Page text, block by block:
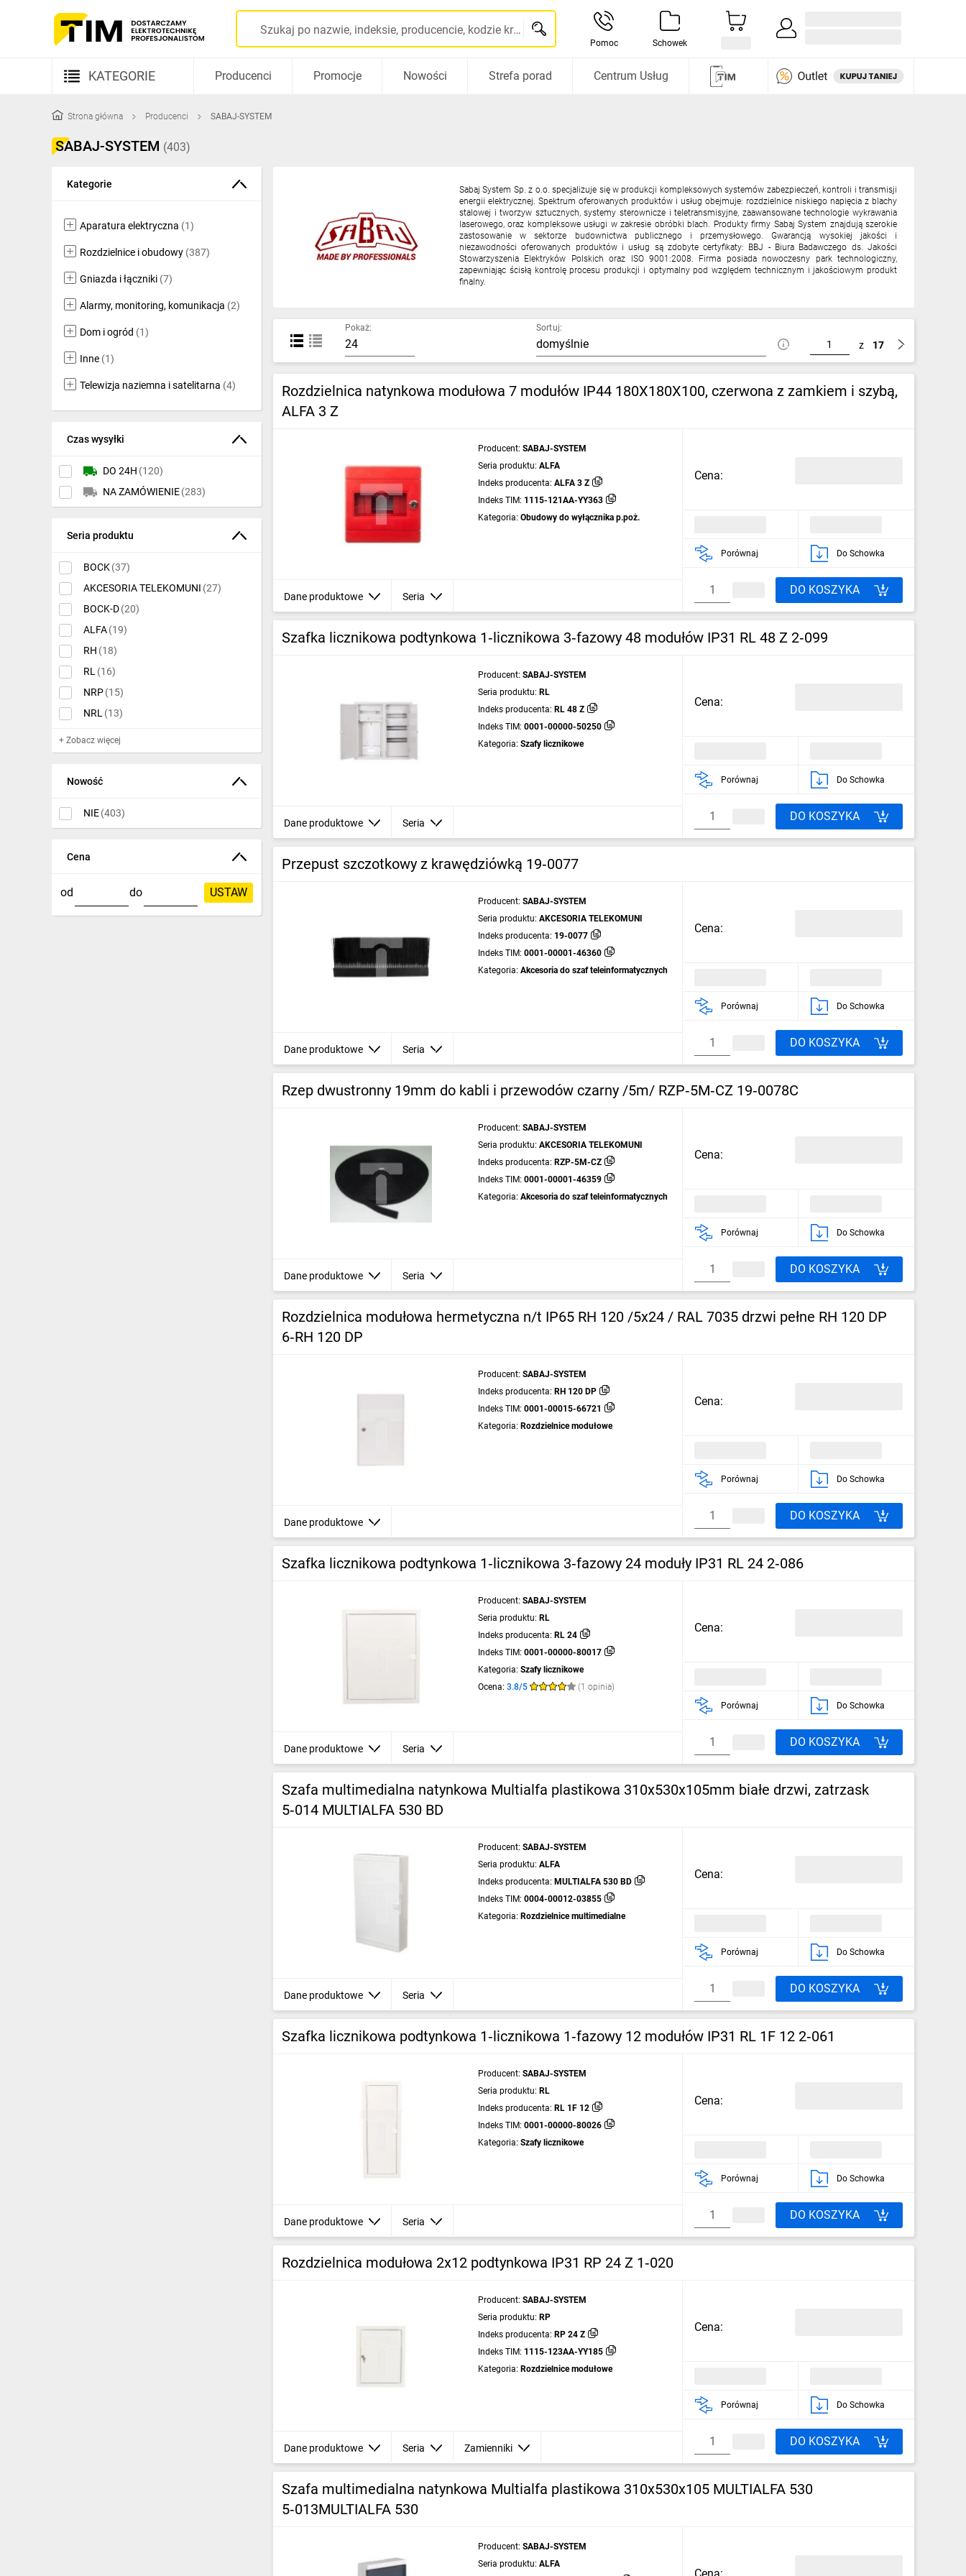
TIM
SA
wysyłamy
produkty
w
24h
Szukaj po nazwie, indeksie, producencie, kodzie kreskowym...
Pomoc Schowek
KATEGORIE
Kable i przewody
Fotowoltaika
Gniazda i łączniki
Źródła światła
Oprawy oświetleniowe
Ochrona odgromowa
Pompy ciepła
Domofony i dzwonki
Alarmy, monitoring, komunikacja
Napędy elektryczne
Pneumatyka
Dom i ogród
Klimatyzacja
IT, GSM
Inne
Budowa i Remont
Elektromobilność
Energetyka wiatrowa
Producenci Promocje Nowości Strefa porad Centrum Usług
Strona główna Producenci SABAJ-SYSTEM
SABAJ-SYSTEM (403)
Kategorie
Aparatura elektryczna (1)
Rozdzielnice i obudowy (387)
Gniazda i łączniki (7)
Alarmy, monitoring, komunikacja (2)
Dom i ogród (1)
Inne (1)
Telewizja naziemna i satelitarna (4)
Czas wysyłki
DO 24H (120)
NA ZAMÓWIENIE(283)
Seria produktu
BOCK(37)
AKCESORIA TELEKOMUNI (27)
BOCK-D(20)
ALFA(19)
RH (18)
RL (16)
NRP(15)
NRL (13)
+ Zobacz więcej
Nowość
NIE(403)
Cena
od do USTAW
Sabaj System Sp. z o.o. specjalizuje się w produkcji kompleksowych systemów zabezpieczeń, kontroli i transmisji
energii elektrycznej. Spektrum oferowanych produktów i usług obejmuje: rozdzielnice niskiego napięcia z blachy
stalowej i tworzyw sztucznych, systemy sterownicze i teletransmisyjne, zaawansowane technologie wykrawania
laserowego, oraz kompleksowe usługi w zakresie obróbki blach. Produkty firmy Sabaj System znajdują szerokie
zastosowanie w sektorze budownictwa publicznego i przemysłowego. Gwarancją wysokiej jakości i
niezawodności oferowanych produktów i usług są zdobyte certyfikaty: BBJ - Biura Badawczego ds. Jakości
Stowarzyszenia Elektryków Polskich oraz ISO 9001:2008. Firma posiada nowoczesny park technologiczny,
zapewniając ścisłą kontrolę procesu produkcji i optymalny pod względem technicznym i jakościowym produkt
finalny.
Pokaż: Sortuj:
z 17
Rozdzielnica natynkowa modułowa 7 modułów IP44 180X180X100, czerwona z zamkiem i szybą,
ALFA 3 Z
Producent: SABAJ-SYSTEM
Seria produktu: ALFA
Indeks producenta: ALFA 3 Z
Indeks TIM: 1115-121AA-YY363
Kategoria: Obudowy do wyłącznika p.poż.
Dane produktowe Seria
Cena:
Porównaj Do Schowka
DO KOSZYKA
Szafka licznikowa podtynkowa 1‑licznikowa 3‑fazowy 48 modułów IP31 RL 48 Z 2‑099
Producent: SABAJ-SYSTEM
Seria produktu: RL
Indeks producenta: RL 48 Z
Indeks TIM: 0001-00000-50250
Kategoria: Szafy licznikowe
Dane produktowe Seria
Cena:
Porównaj Do Schowka
DO KOSZYKA
Przepust szczotkowy z krawędziówką 19‑0077
Producent: SABAJ-SYSTEM
Seria produktu: AKCESORIA TELEKOMUNI
Indeks producenta: 19-0077
Indeks TIM: 0001-00001-46360
Kategoria: Akcesoria do szaf teleinformatycznych
Dane produktowe Seria
Cena:
Porównaj Do Schowka
DO KOSZYKA
Rzep dwustronny 19mm do kabli i przewodów czarny /5m/ RZP‑5M‑CZ 19‑0078C
Producent: SABAJ-SYSTEM
Seria produktu: AKCESORIA TELEKOMUNI
Indeks producenta: RZP-5M-CZ
Indeks TIM: 0001-00001-46359
Kategoria: Akcesoria do szaf teleinformatycznych
Dane produktowe Seria
Cena:
Porównaj Do Schowka
DO KOSZYKA
Rozdzielnica modułowa hermetyczna n/t IP65 RH 120 /5x24 / RAL 7035 drzwi pełne RH 120 DP
6‑RH 120 DP
Producent: SABAJ-SYSTEM
Indeks producenta: RH 120 DP
Indeks TIM: 0001-00015-66721
Kategoria: Rozdzielnice modułowe
Dane produktowe
Cena:
Porównaj Do Schowka
DO KOSZYKA
Szafka licznikowa podtynkowa 1‑licznikowa 3‑fazowy 24 moduły IP31 RL 24 2‑086
Producent: SABAJ-SYSTEM
Seria produktu: RL
Indeks producenta: RL 24
Indeks TIM: 0001-00000-80017
Kategoria: Szafy licznikowe
Ocena: 3.8/5 (1 opinia)
Dane produktowe Seria
Cena:
Porównaj Do Schowka
DO KOSZYKA
Szafa multimedialna natynkowa Multialfa plastikowa 310x530x105mm białe drzwi, zatrzask
5‑014 MULTIALFA 530 BD
Producent: SABAJ-SYSTEM
Seria produktu: ALFA
Indeks producenta: MULTIALFA 530 BD
Indeks TIM: 0004-00012-03855
Kategoria: Rozdzielnice multimedialne
Dane produktowe Seria
Cena:
Porównaj Do Schowka
DO KOSZYKA
Szafka licznikowa podtynkowa 1‑licznikowa 1‑fazowy 12 modułów IP31 RL 1F 12 2‑061
Producent: SABAJ-SYSTEM
Seria produktu: RL
Indeks producenta: RL 1F 12
Indeks TIM: 0001-00000-80026
Kategoria: Szafy licznikowe
Dane produktowe Seria
Cena:
Porównaj Do Schowka
DO KOSZYKA
Rozdzielnica modułowa 2x12 podtynkowa IP31 RP 24 Z 1‑020
Producent: SABAJ-SYSTEM
Seria produktu: RP
Indeks producenta: RP 24 Z
Indeks TIM: 1115-123AA-YY185
Kategoria: Rozdzielnice modułowe
Dane produktowe Seria Zamienniki
Cena:
Porównaj Do Schowka
DO KOSZYKA
Szafa multimedialna natynkowa Multialfa plastikowa 310x530x105 MULTIALFA 530
5‑013MULTIALFA 530
Producent: SABAJ-SYSTEM
Seria produktu: ALFA